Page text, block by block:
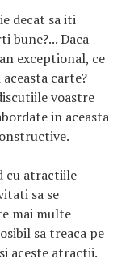
decat sa iti
bune?... Daca
exceptional, ce
carte?
voastre
in aceasta
cu atractiile
sa se
mai multe
sa treaca pe
aceste atractii.